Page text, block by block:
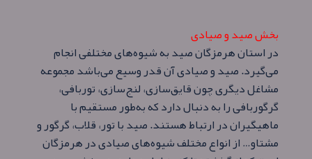
بخش صید و صیادی
در استان هرمزگان صید به شیوه‌های مختلفی انجام
می‌گیرد. صید و صیادی آن قدر وسیع می‌باشد مجموعه
مشاغل دیگری چون قایق‌سازی، لنج‌سازی، توربافی،
گرگوربافی را به دنبال دارد که به‌طور مستقیم با
ماهیگیران در ارتباط هستند. صید با تور، قلاب، گرگور و
مشتاو… از انواع مختلف شیوه‌های صیادی در هرمزگان